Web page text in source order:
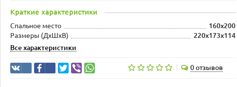
Краткие характеристики
Спальное место
160x200
Размеры (ДхШxВ)
220x173x114
Все характеристики
0 отзывов